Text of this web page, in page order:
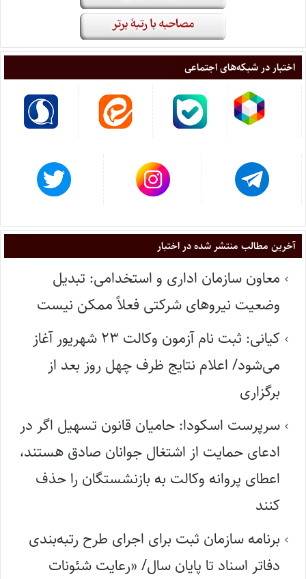
اختبار در شبکه‌های اجتماعی
آخرین مطالب منتشر شده در اختبار
معاون سازمان اداری و استخدامی: تبدیل
وضعیت نیروهای شرکتی فعلاً ممکن نیست
کیانی: ثبت نام آزمون وکالت ۲۳ شهریور آغاز
می‌شود/ اعلام نتایج ظرف چهل روز بعد از
برگزاری
سرپرست اسکودا: حامیان قانون تسهیل اگر در
ادعای حمایت از اشتغال جوانان صادق هستند،
اعطای پروانه وکالت به بازنشستگان را حذف
کنند
برنامه سازمان ثبت برای اجرای طرح رتبه‌بندی
دفاتر اسناد تا پایان سال/ «رعایت شئونات